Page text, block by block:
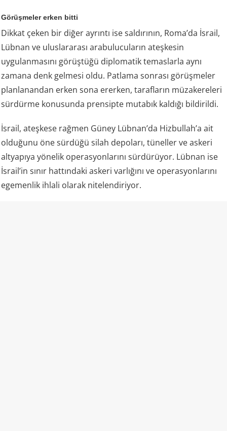
Görüşmeler erken bitti
Dikkat çeken bir diğer ayrıntı ise saldırının, Roma’da İsrail,
Lübnan ve uluslararası arabulucuların ateşkesin
uygulanmasını görüştüğü diplomatik temaslarla aynı
zamana denk gelmesi oldu. Patlama sonrası görüşmeler
planlanandan erken sona ererken, tarafların müzakereleri
sürdürme konusunda prensipte mutabık kaldığı bildirildi.
İsrail, ateşkese rağmen Güney Lübnan’da Hizbullah’a ait
olduğunu öne sürdüğü silah depoları, tüneller ve askeri
altyapıya yönelik operasyonlarını sürdürüyor. Lübnan ise
İsrail’in sınır hattındaki askeri varlığını ve operasyonlarını
egemenlik ihlali olarak nitelendiriyor.